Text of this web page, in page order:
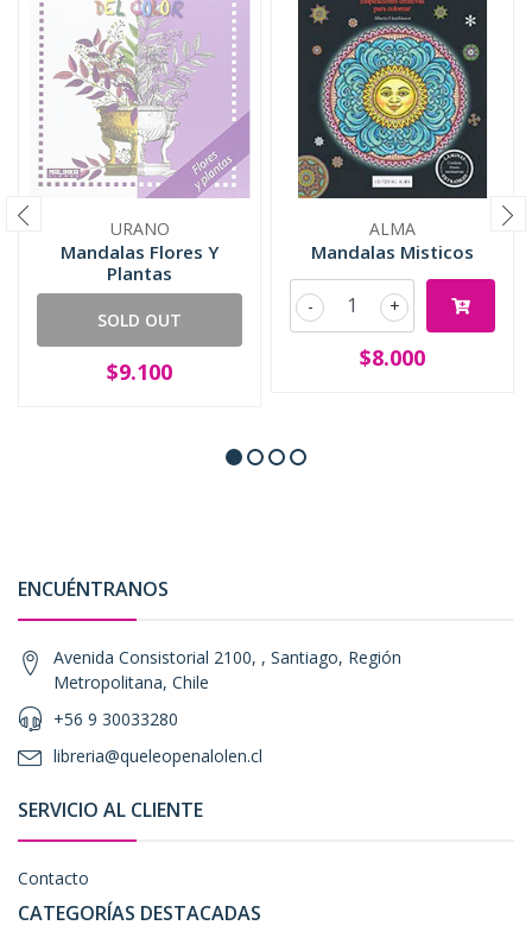
URANO
Mandalas Flores Y
Plantas
SOLD OUT
$9.100
ALMA
Mandalas Misticos
+
-
$8.000
ENCUÉNTRANOS
Avenida Consistorial 2100, , Santiago, Región
Metropolitana, Chile
+56 9 30033280
libreria@queleopenalolen.cl
SERVICIO AL CLIENTE
Contacto
CATEGORÍAS DESTACADAS